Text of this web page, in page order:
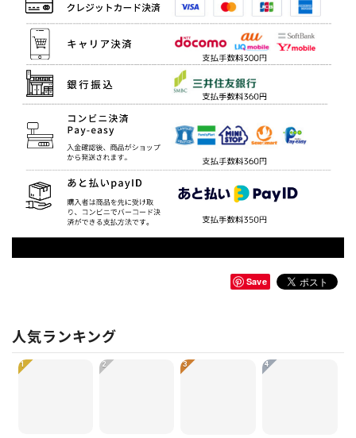
Save
人気ランキング
1 2 3 4